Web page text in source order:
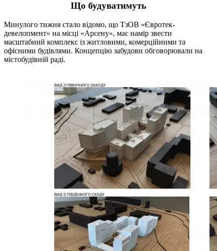
Що будуватимуть
Минулого тижня стало відомо, що ТзОВ «Євротек-
девелопмент» на місці «Арсену», має намір звести
масштабний комплекс із житловими, комерційними та
офісними будівлями. Концепцію забудови обговорювали на
містобудівній раді.